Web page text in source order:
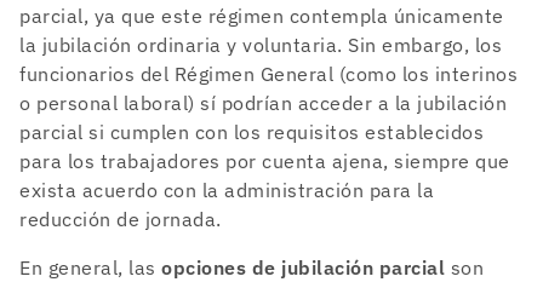
parcial, ya que este régimen contempla únicamente
la jubilación ordinaria y voluntaria. Sin embargo, los
funcionarios del Régimen General (como los interinos
o personal laboral) sí podrían acceder a la jubilación
parcial si cumplen con los requisitos establecidos
para los trabajadores por cuenta ajena, siempre que
exista acuerdo con la administración para la
reducción de jornada.
En general, las opciones de jubilación parcial son